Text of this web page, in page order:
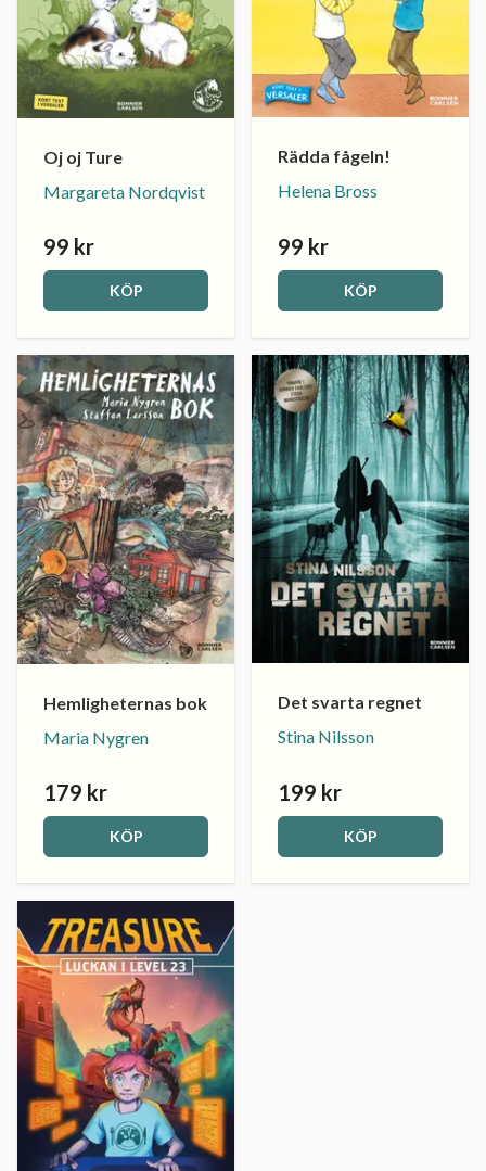
Oj oj Ture
Margareta Nordqvist
99 kr
KÖP
Rädda fågeln!
Helena Bross
99 kr
KÖP
Hemligheternas bok
Maria Nygren
179 kr
KÖP
Det svarta regnet
Stina Nilsson
199 kr
KÖP